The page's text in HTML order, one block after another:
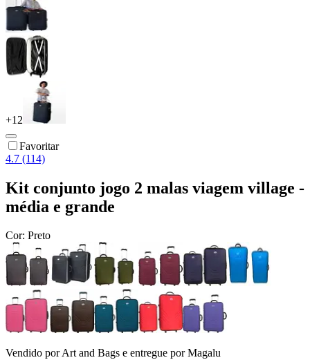
+12
Favoritar
4.7 (114)
Kit conjunto jogo 2 malas viagem village -
média e grande
Cor: Preto
Vendido porArt and Bags e entregue por Magalu